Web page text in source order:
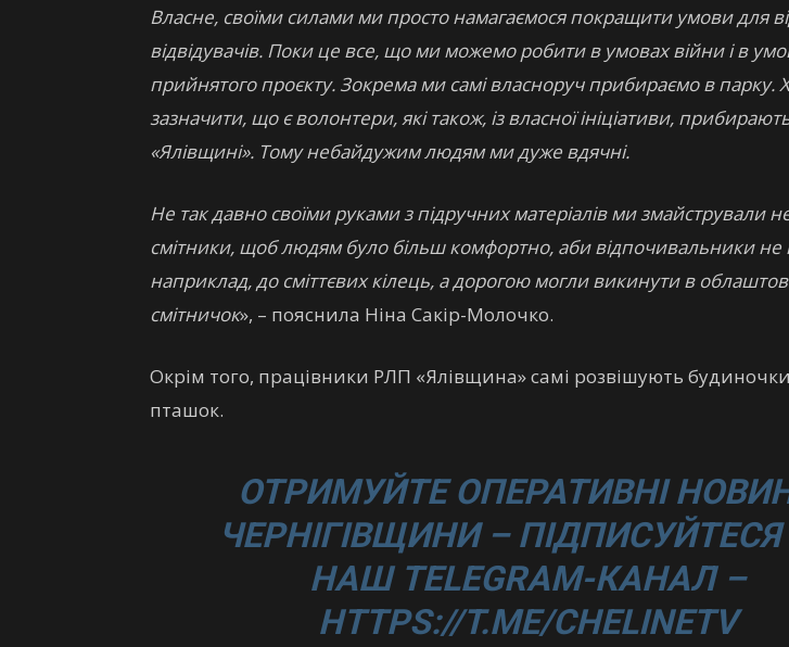
Власне, своїми силами ми просто намагаємося покращити умови для
відвідувачів. Поки це все, що ми можемо робити в умовах війни і в
прийнятого проєкту. Зокрема ми самі власноруч прибираємо в парку.
зазначити, що є волонтери, які також, із власної ініціативи,
«Ялівщині». Тому небайдужим людям ми дуже вдячні.
Не так давно своїми руками з підручних матеріалів ми змайстрували
смітники, щоб людям було більш комфортно, аби відпочивальники не
наприклад, до сміттєвих кілець, а дорогою могли викинути в
смітничок», – пояснила Ніна Сакір-Молочко.
Окрім того, працівники РЛП «Ялівщина» самі розвішують
пташок.
ОТРИМУЙТЕ ОПЕРАТИВНІ
ЧЕРНІГІВЩИНИ –
НАШ TELEGRAM-КАНАЛ –
HTTPS://T.ME/CHELINETV